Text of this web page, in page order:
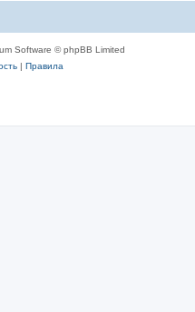
Software © phpBB Limited
| Правила